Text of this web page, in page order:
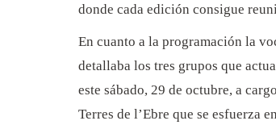
donde cada edición consigue
En cuanto a la programación la
detallaba los tres grupos que
este sábado, 29 de octubre, a
Terres de l’Ebre que se esfuerza